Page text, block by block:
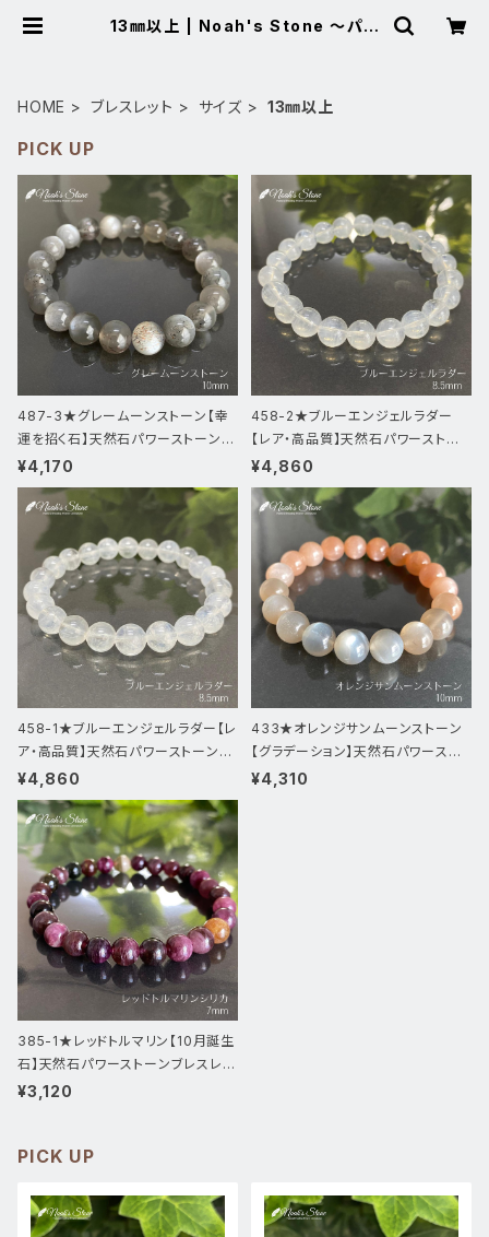
13㎜以上 | Noah's Stone ～パワ
HOME ブレスレット サイズ 13㎜以上
PICK UP
487-3★グレームーンストーン【幸
運を招く石】天然石パワーストーンブ
レスレット
¥4,170
458-2★ブルーエンジェルラダー
【レア・高品質】天然石パワーストー
ンブレスレッ
¥4,860
458-1★ブルーエンジェルラダー【レ
ア・高品質】天然石パワーストーンブ
レスレッ
¥4,860
433★オレンジサンムーンストーン
【グラデーション】天然石パワースト
ーン新品
¥4,310
385-1★レッドトルマリン【10月誕生
石】天然石パワーストーンブレスレッ
ト新品
¥3,120
PICK UP